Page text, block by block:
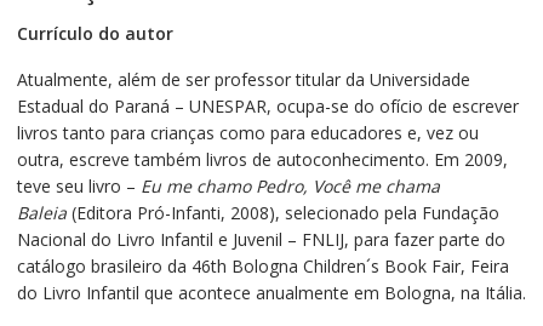
Currículo do autor
Atualmente, além de ser professor titular da Universidade
Estadual do Paraná – UNESPAR, ocupa-se do ofício de escrever
livros tanto para crianças como para educadores e, vez ou
outra, escreve também livros de autoconhecimento. Em 2009,
teve seu livro – Eu me chamo Pedro, Você me chama
Baleia (Editora Pró-Infanti, 2008), selecionado pela Fundação
Nacional do Livro Infantil e Juvenil – FNLIJ, para fazer parte do
catálogo brasileiro da 46th Bologna Children´s Book Fair, Feira
do Livro Infantil que acontece anualmente em Bologna, na Itália.